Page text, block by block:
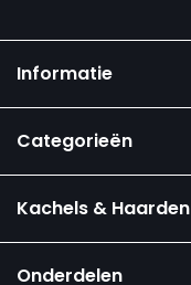
Informatie
Categorieën
Kachels & Haarden
Onderdelen